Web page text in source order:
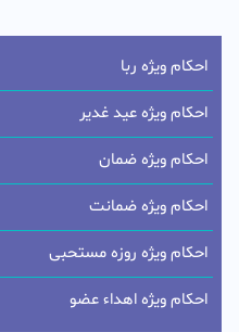
احکام ویژه ربا
احکام ویژه عید غدیر
احکام ویژه ضمان
احکام ویژه ضمانت
احکام ویژه روزه مستحبی
احکام ویژه اهداء عضو